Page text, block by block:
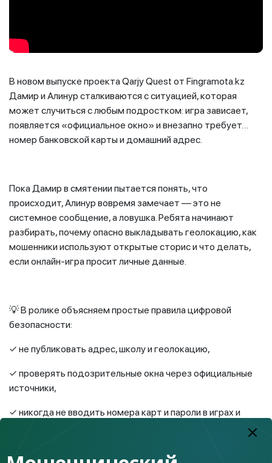
В новом выпуске проекта Qarjy Quest от Fingramota.kz
Дамир и Алинур сталкиваются с ситуацией, которая
может случиться с любым подростком: игра зависает,
появляется «официальное окно» и внезапно требует…
номер банковской карты и домашний адрес.
Пока Дамир в смятении пытается понять, что
происходит, Алинур вовремя замечает — это не
системное сообщение, а ловушка. Ребята начинают
разбирать, почему опасно выкладывать геолокацию, как
мошенники используют открытые сторис и что делать,
если онлайн-игра просит личные данные.
💡 В ролике объясняем простые правила цифровой
безопасности:
✓ не публиковать адрес, школу и геолокацию,
✓ проверять подозрительные окна через официальные
источники,
✓ никогда не вводить номера карт и пароли в играх и